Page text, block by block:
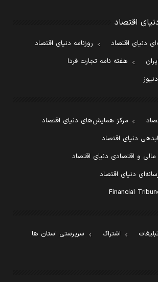
اقتصاد
دنیای اقتصاد
روزنامه دنیای اقتصاد
هفته نامه تجارت فردا
مرکز همایش‌های دنیای اقتصاد
دنیای اقتصاد
و اقتصادی دنیای اقتصاد
دنیای اقتصاد
اشتراک
سرپرستی استان ها